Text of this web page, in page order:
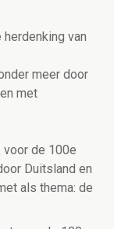
van
meer door
met
voor de 100e
Duitsland en
als thema: de